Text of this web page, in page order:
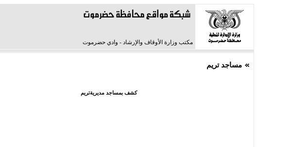
مكتب وزارة الأوقاف والإرشاد - وادي حضرموت
مساجد تريم
كشف بمساجد مديريةتريم